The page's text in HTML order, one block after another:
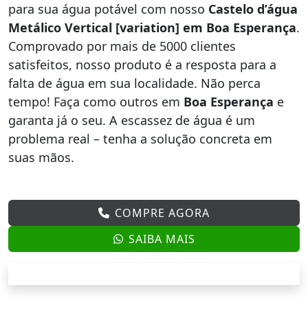
para sua água potável com nosso Castelo d’água
Metálico Vertical [variation] em Boa Esperança.
Comprovado por mais de 5000 clientes
satisfeitos, nosso produto é a resposta para a
falta de água em sua localidade. Não perca
tempo! Faça como outros em Boa Esperança e
garanta já o seu. A escassez de água é um
problema real – tenha a solução concreta em
suas mãos.
COMPRE AGORA
SAIBA MAIS